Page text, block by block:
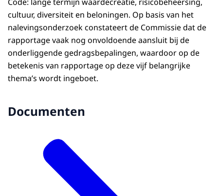
Code: lange termijn waardecreatie, risicobeheersing,
cultuur, diversiteit en beloningen. Op basis van het
nalevingsonderzoek constateert de Commissie dat de
rapportage vaak nog onvoldoende aansluit bij de
onderliggende gedragsbepalingen, waardoor op de
betekenis van rapportage op deze vijf belangrijke
thema’s wordt ingeboet.
Documenten